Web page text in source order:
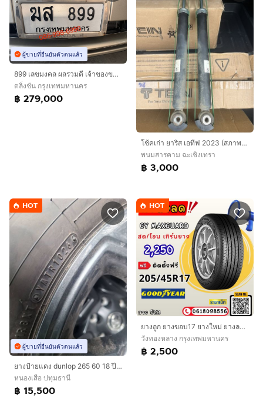
ผู้ขายที่ยืนยันตัวตนแล้ว
899 เลขมงคล ผลรวมดี เจ้าของขายเอง
ตลิ่งชัน กรุงเทพมหานคร
฿ 279,000
โช้คเก่า ยาริส เอทีฟ 2023 (สภาพดี ไม่รั่ว ไม่ซึม) 4 ต้น หน้า-หลัง
พนมสารคาม ฉะเชิงเทรา
฿ 3,000
HOT
ผู้ขายที่ยืนยันตัวตนแล้ว
ยางป้ายแดง dunlop 265 60 18 ปี 26 มีตุ่มหน้ายางทุกเส้น
หนองเสือ ปทุมธานี
฿ 15,500
HOT
ยางถูก ยางขอบ17 ยางใหม่ ยางลาดพร้าว ราชาแม็ก
วังทองหลาง กรุงเทพมหานคร
฿ 2,500